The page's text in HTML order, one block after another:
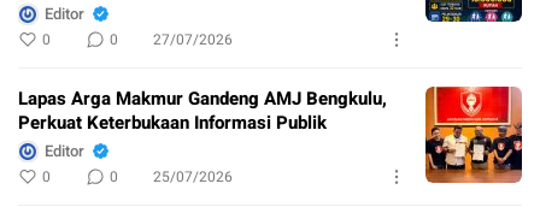
Editor
0 0 27/07/2026
Lapas Arga Makmur Gandeng AMJ Bengkulu,
Perkuat Keterbukaan Informasi Publik
Editor
0 0 25/07/2026